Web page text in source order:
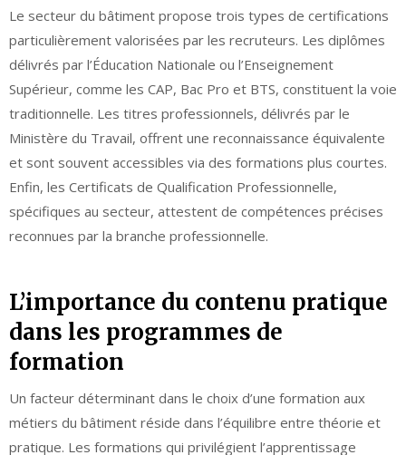
Le secteur du bâtiment propose trois types de certifications
particulièrement valorisées par les recruteurs. Les diplômes
délivrés par l’Éducation Nationale ou l’Enseignement
Supérieur, comme les CAP, Bac Pro et BTS, constituent la voie
traditionnelle. Les titres professionnels, délivrés par le
Ministère du Travail, offrent une reconnaissance équivalente
et sont souvent accessibles via des formations plus courtes.
Enfin, les Certificats de Qualification Professionnelle,
spécifiques au secteur, attestent de compétences précises
reconnues par la branche professionnelle.
L’importance du contenu pratique
dans les programmes de
formation
Un facteur déterminant dans le choix d’une formation aux
métiers du bâtiment réside dans l’équilibre entre théorie et
pratique. Les formations qui privilégient l’apprentissage